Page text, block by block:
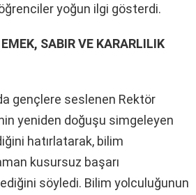
yoğun ilgi gösterdi.
SABIR VE KARARLILIK
gençlere seslenen Rektör
yeniden doğuşu simgeleyen
hatırlatarak, bilim
kusursuz başarı
söyledi. Bilim yolculuğunun